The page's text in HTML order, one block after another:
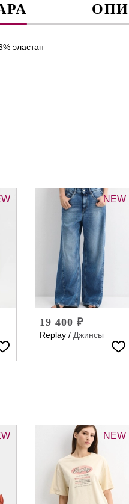
эластан
NEW
19 400 ₽
Replay / Джинсы
NEW